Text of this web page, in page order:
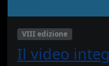
VIII edizione
Il video